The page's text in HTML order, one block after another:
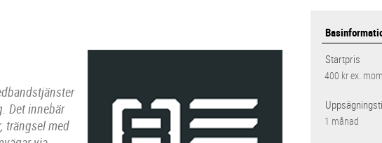
Det innebär
trängsel med
Startpris
400 krex.
1 månad